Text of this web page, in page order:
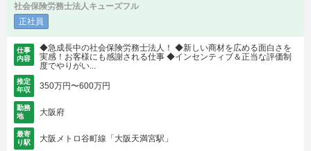
社会保険労務士法人キューズフル
正社員
仕事
内容
◆急成長中の社会保険労務士法人！ ◆新しい商材を広める面白さを
実感！お客様にも感謝される仕事 ◆インセンティブ＆正当な評価制
度でやりがい...
推定
年収
350万円〜600万円
勤務
地
大阪府
最寄
り駅
大阪メトロ谷町線「大阪天満宮駅」